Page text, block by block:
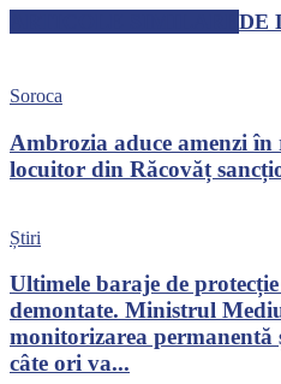
DE
Soroca
Ambrozia aduce amenzi
locuitor din Răcovăț
Știri
Ultimele baraje de
demontate. Ministrul
monitorizarea
câte ori va...